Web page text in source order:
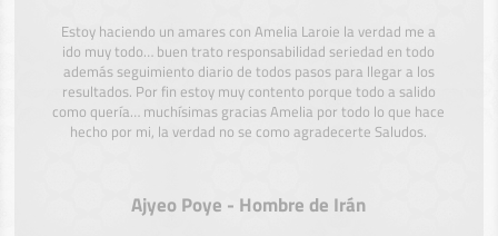
Estoy haciendo un amares con Amelia Laroie la verdad me a
ido muy todo… buen trato responsabilidad seriedad en todo
además seguimiento diario de todos pasos para llegar a los
resultados. Por fin estoy muy contento porque todo a salido
como quería… muchísimas gracias Amelia por todo lo que hace
hecho por mi, la verdad no se como agradecerte Saludos.
Ajyeo Poye - Hombre de Irán